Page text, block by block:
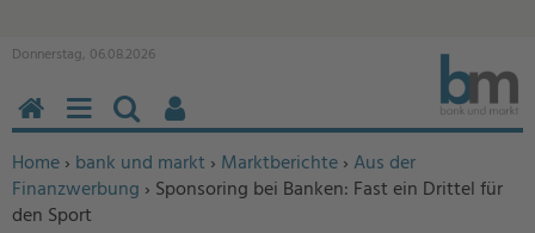
Donnerstag, 06.08.2026
Sie befinden sich hier:
Home› bank und markt › Marktberichte› Aus der
Finanzwerbung › Sponsoring bei Banken: Fast ein Drittel für
den Sport
HOMEMENÜSUCHEN
BENUTZERFUNKTIONEN